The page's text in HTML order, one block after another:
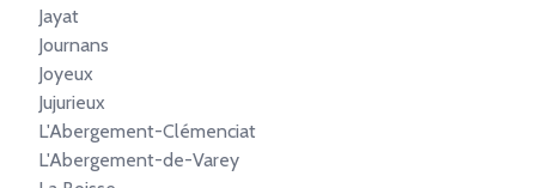
Jayat
Journans
Joyeux
Jujurieux
L'Abergement-Clémenciat
L'Abergement-de-Varey